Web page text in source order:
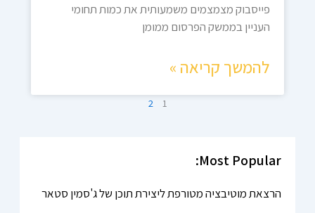
פייסבוק מצמצמים משמעותית את כמות תחומי
העניין בממשק הפרסום ממומן
להמשך קריאה »
1
2
Most Popular:
הרצאת מוטיבציה מטורפת ליצירת תוכן של ג'סמין סטאר